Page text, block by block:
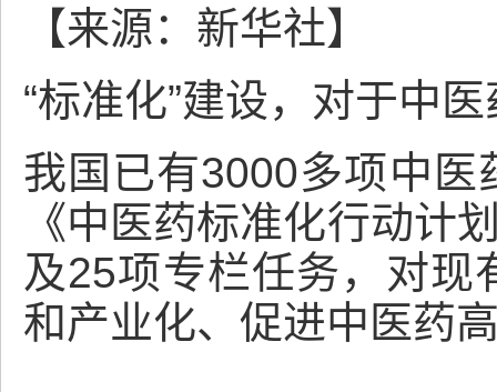
【来源：新华社】
“标准化”建设，对于中
我国已有3000多项中
《中医药标准化行动计
及25项专栏任务，对现
和产业化、促进中医药